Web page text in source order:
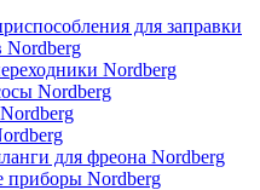
для заправки
Nordberg
Nordberg
Nordberg
для фреона Nordberg
приборы Nordberg